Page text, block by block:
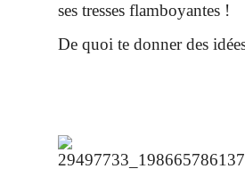
ses tresses flamboyantes !
De quoi te donner des